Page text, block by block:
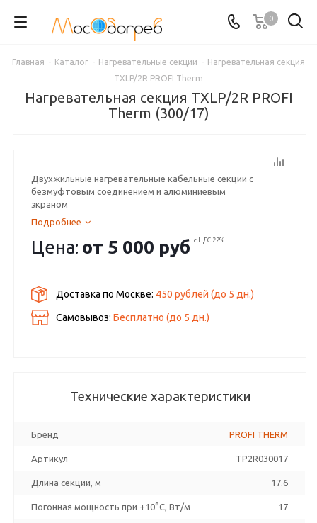
0
Главная - Каталог - Нагревательные секции - Нагревательная секция
TXLP/2R PROFI Therm
Нагревательная секция TXLP/2R PROFI
Therm (300/17)
Двухжильные нагревательные кабельные секции с
безмуфтовым соединением и алюминиевым
экраном
Подробнее
Цена: от 5 000 руб с НДС 22%
Доставка по Москве: 450 рублей (до 5 дн.)
Самовывоз:Бесплатно (до 5 дн.)
Технические характеристики
Бренд PROFI THERM
Артикул TP2R030017
Длина секции, м 17.6
Погонная мощность при +10°С, Вт/м 17